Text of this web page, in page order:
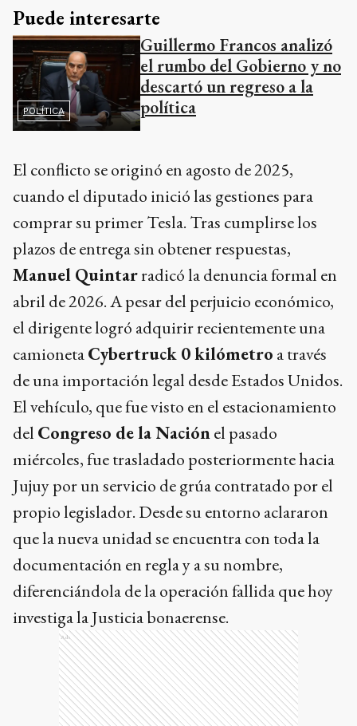
Puede interesarte
POLÍTICA
Guillermo Francos analizó
el rumbo del Gobierno y no
descartó un regreso a la
política
El conflicto se originó en agosto de 2025,
cuando el diputado inició las gestiones para
comprar su primer Tesla. Tras cumplirse los
plazos de entrega sin obtener respuestas,
Manuel Quintarradicó la denuncia formal en
abril de 2026. A pesar del perjuicio económico,
el dirigente logró adquirir recientemente una
camionetaCybertruck 0 kilómetro a través
de una importación legal desde Estados Unidos.
El vehículo, que fue visto en el estacionamiento
del Congreso de la Naciónel pasado
miércoles, fue trasladado posteriormente hacia
Jujuy por un servicio de grúa contratado por el
propio legislador. Desde su entorno aclararon
que la nueva unidad se encuentra con toda la
documentación en regla y a su nombre,
diferenciándola de la operación fallida que hoy
investiga la Justicia bonaerense.
Ads